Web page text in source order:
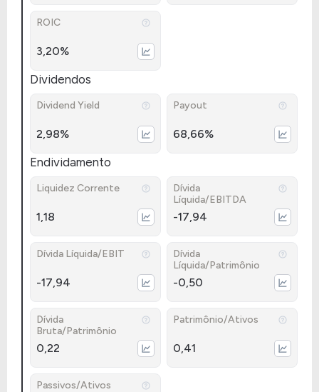
ROIC
3,20%
Dividendos
Dividend Yield
2,98%
Payout
68,66%
Endividamento
Liquidez Corrente
1,18
Dívida
Líquida/EBITDA
-17,94
Dívida Líquida/EBIT
-17,94
Dívida
Líquida/Patrimônio
-0,50
Dívida
Bruta/Patrimônio
0,22
Patrimônio/Ativos
0,41
Passivos/Ativos